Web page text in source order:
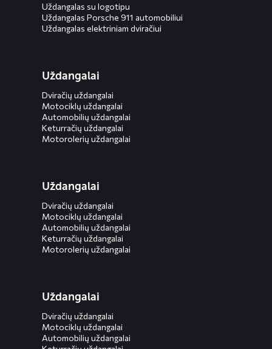
Uždangalas su logotipu
Uždangalas Porsche 911 automobiliui
Uždangalas elektriniam dviračiui
Uždangalai
Dviračių uždangalai
Motociklų uždangalai
Automobilių uždangalai
Keturračių uždangalai
Motorolerių uždangalai
Uždangalai
Dviračių uždangalai
Motociklų uždangalai
Automobilių uždangalai
Keturračių uždangalai
Motorolerių uždangalai
Uždangalai
Dviračių uždangalai
Motociklų uždangalai
Automobilių uždangalai